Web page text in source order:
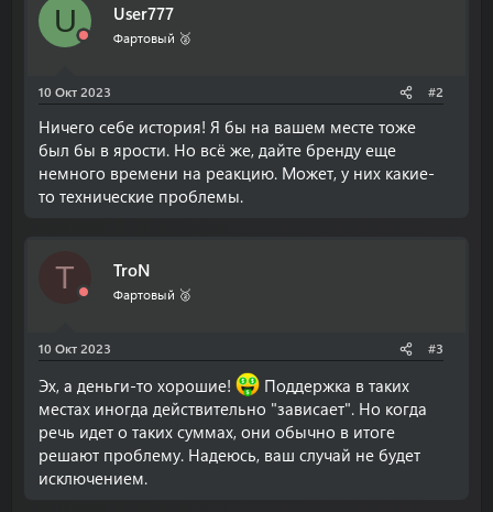
U User777
Фартовый 🥈
10 Окт 2023 #2
Ничего себе история! Я бы на вашем месте тоже
был бы в ярости. Но всё же, дайте бренду еще
немного времени на реакцию. Может, у них какие-
то технические проблемы.
T TroN
Фартовый 🥈
10 Окт 2023 #3
Эх, а деньги-то хорошие!
Поддержка в таких
местах иногда действительно "зависает". Но когда
речь идет о таких суммах, они обычно в итоге
решают проблему. Надеюсь, ваш случай не будет
исключением.